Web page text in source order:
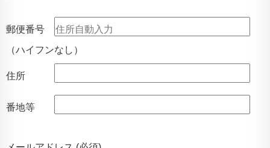
郵便番号
（ハイフンなし）
住所
番地等